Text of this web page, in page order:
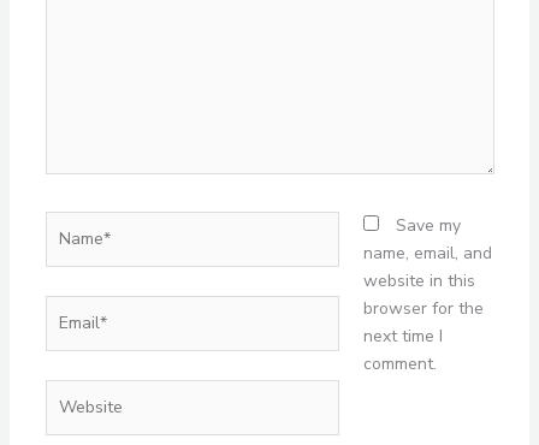
Save my
name, email, and
website in this
browser for the
next time I
comment.